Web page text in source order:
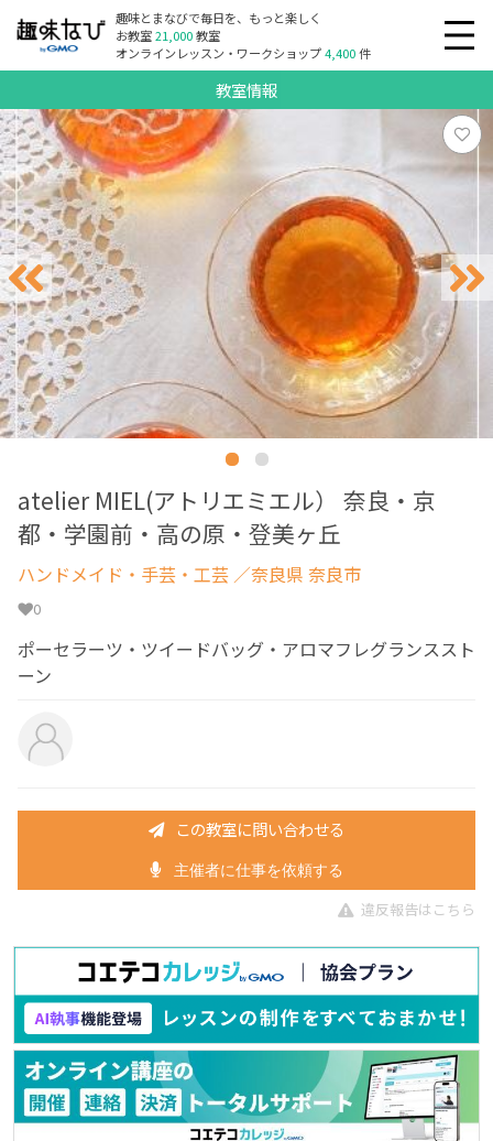
趣味とまなびで毎日を、もっと楽しく
お教室21,000教室
オンラインレッスン・ワークショップ4,400件
教室情報
atelier MIEL(アトリエミエル） 奈良・京
都・学園前・高の原・登美ヶ丘
ハンドメイド・手芸・工芸 ／奈良県 奈良市
0
ポーセラーツ・ツイードバッグ・アロマフレグランススト
ーン
この教室に問い合わせる
主催者に仕事を依頼する
違反報告はこちら